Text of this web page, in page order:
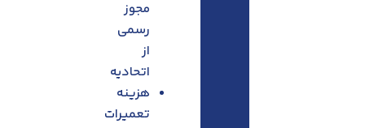
مجوز
رسمی
از
اتحادیه
هزینه
تعمیرات